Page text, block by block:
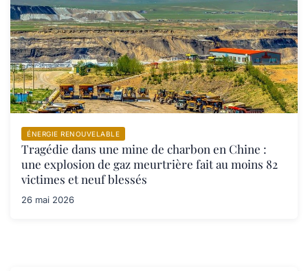
ÉNERGIE RENOUVELABLE
Tragédie dans une mine de charbon en Chine :
une explosion de gaz meurtrière fait au moins 82
victimes et neuf blessés
26 mai 2026